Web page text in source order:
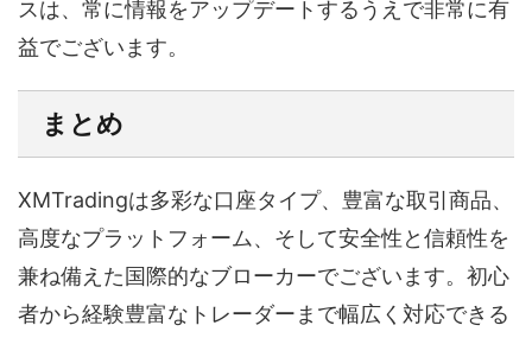
スは、常に情報をアップデートするうえで非常に有
益でございます。
まとめ
XMTradingは多彩な口座タイプ、豊富な取引商品、
高度なプラットフォーム、そして安全性と信頼性を
兼ね備えた国際的なブローカーでございます。初心
者から経験豊富なトレーダーまで幅広く対応できる